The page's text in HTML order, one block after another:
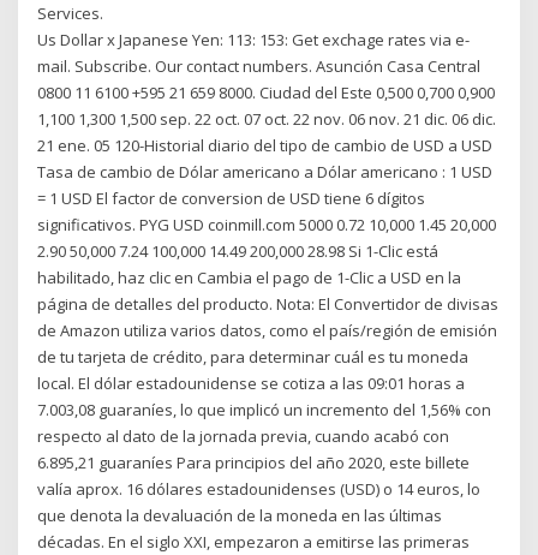
Services.
Us Dollar x Japanese Yen: 113: 153: Get exchage rates via e-
mail. Subscribe. Our contact numbers. Asunción Casa Central
0800 11 6100 +595 21 659 8000. Ciudad del Este 0,500 0,700 0,900
1,100 1,300 1,500 sep. 22 oct. 07 oct. 22 nov. 06 nov. 21 dic. 06 dic.
21 ene. 05 120-Historial diario del tipo de cambio de USD a USD
Tasa de cambio de Dólar americano a Dólar americano : 1 USD
= 1 USD El factor de conversion de USD tiene 6 dígitos
significativos. PYG USD coinmill.com 5000 0.72 10,000 1.45 20,000
2.90 50,000 7.24 100,000 14.49 200,000 28.98 Si 1-Clic está
habilitado, haz clic en Cambia el pago de 1-Clic a USD en la
página de detalles del producto. Nota: El Convertidor de divisas
de Amazon utiliza varios datos, como el país/región de emisión
de tu tarjeta de crédito, para determinar cuál es tu moneda
local. El dólar estadounidense se cotiza a las 09:01 horas a
7.003,08 guaraníes, lo que implicó un incremento del 1,56% con
respecto al dato de la jornada previa, cuando acabó con
6.895,21 guaraníes Para principios del año 2020, este billete
valía aprox. 16 dólares estadounidenses (USD) o 14 euros, lo
que denota la devaluación de la moneda en las últimas
décadas. En el siglo XXI, empezaron a emitirse las primeras